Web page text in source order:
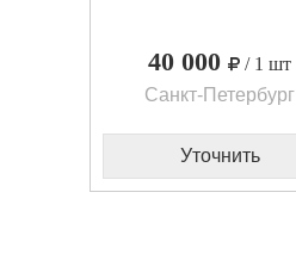
40 000
/ 1 шт
Санкт-Петербург
Уточнить